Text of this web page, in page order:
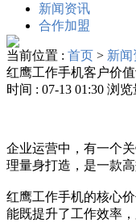
新闻资讯
合作加盟
当前位置 : 首页 > 新闻
红鹰工作手机客户价
时间 : 07-13 01:30 浏览
企业运营中，有一个
理量身打造，是一款
红鹰工作手机的核心
能既提升了工作效率